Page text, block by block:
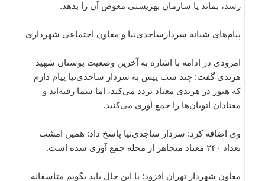
رسد، بماند یا سازمان بهزیستی معوض آن را بدهد.
پیام‌های شبانه سردارساجدی‌نیا و معاون اجتماعی شهرداری
امرودی در ادامه با اشاره به آخرین وضعیت بوستان شهید
هرندی گفت: چند شب پیش به سردار ساجدی‌نیا پیام دارم
که هنوز در هرندی معتاد تردد می‌کند، اما شما رفته‌اید و
معتادان اتوبان‌ها را جمع آوری می‌کنید.
وی اضافه کرد: سردار ساجدی‌نیا پاسخ داد: همین امشب
تعداد ۲۴۰ معتاد متجاهر از محله‌ جمع آوری شده است.
معاون شهردار تهران افزود: با این حال باید بگویم متاسفانه